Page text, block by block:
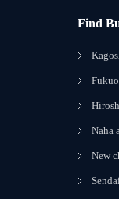
Find
Naha
New